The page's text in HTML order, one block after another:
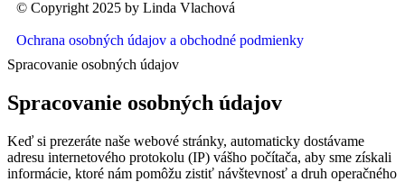
© Copyright 2025 by Linda Vlachová
Ochrana osobných údajov a obchodné podmienky
Spracovanie osobných údajov
Spracovanie osobných údajov
Keď si prezeráte naše webové stránky, automaticky dostávame
adresu internetového protokolu (IP) vášho počítača, aby sme získali
informácie, ktoré nám pomôžu zistiť návštevnosť a druh operačného